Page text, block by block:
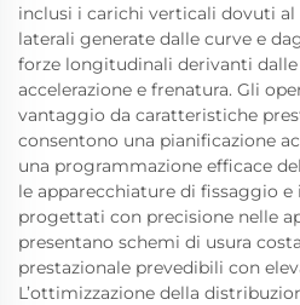
inclusi i carichi verticali dovuti al
laterali generate dalle curve e
forze longitudinali derivanti dalle
accelerazione e frenatura. Gli
vantaggio da caratteristiche
consentono una pianificazione
una programmazione efficace
le apparecchiature di fissaggio
progettati con precisione nelle
presentano schemi di usura
prestazionale prevedibili con
L’ottimizzazione della